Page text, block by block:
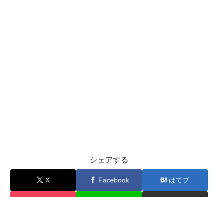
シェアする
X Facebook はてブ